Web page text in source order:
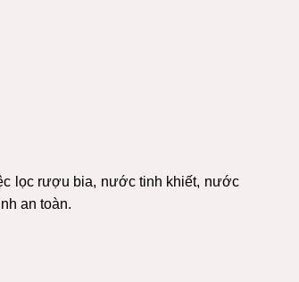
lọc rượu bia, nước tinh khiết, nước
an toàn.